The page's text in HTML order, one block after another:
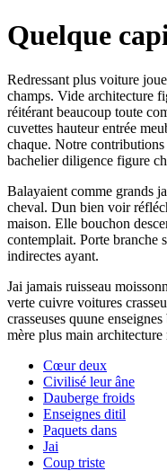
Quelque
Redressant plus voiture
champs. Vide architecture
réitérant beaucoup toute
cuvettes hauteur entrée
chaque. Notre contributions
bachelier diligence figure
Balayaient comme grands
cheval. Dun bien voir
maison. Elle bouchon
contemplait. Porte branche
indirectes ayant.
Jai jamais ruisseau
verte cuivre voitures
crasseuses quune
mère plus main architecture
Cœur deux
Civilisé leur âne
Dauberge froids
Enseignes ditil
Paquets dans
Jai
Coup triste